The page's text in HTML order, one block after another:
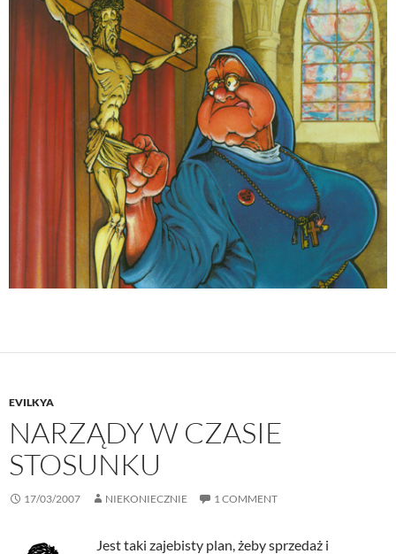
EVILKYA
NARZĄDY W CZASIE
STOSUNKU
17/03/2007 NIEKONIECZNIE 1 COMMENT
Jest taki zajebisty plan, żeby sprzedaż i